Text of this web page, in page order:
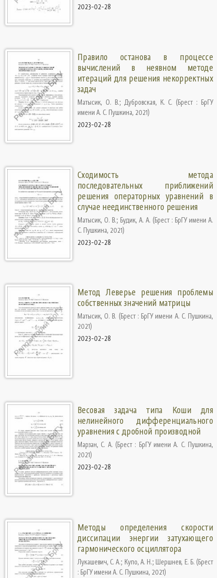
2023-02-28
Правило останова в процессе
вычислений в неявном методе
итераций для решения некорректных
задач
Матысик, О. В.; Дубровская, К. С. (Брест : БрГУ
имени А. С. Пушкина, 2021)
2023-02-28
Сходимость метода
последовательных приближений
решения операторных уравнений в
случае неединственного решения
Матысик, О. В.; Будик, А. А. (Брест : БрГУ имени А.
С. Пушкина, 2021)
2023-02-28
Метод Леверье решения проблемы
собственных значений матрицы
Матысик, О. В. (Брест : БрГУ имени А. С. Пушкина,
2021)
2023-02-28
Весовая задача типа Коши для
нелинейного дифференциального
уравнения с дробной производной
Марзан, С. А. (Брест : БрГУ имени А. С. Пушкина,
2021)
2023-02-28
Методы определения скорости
диссипации энергии затухающего
гармонического осциллятора
Лукашевич, С. А.; Купо, А. Н.; Шершнев, Е. Б. (Брест
: БрГУ имени А. С. Пушкина, 2021)